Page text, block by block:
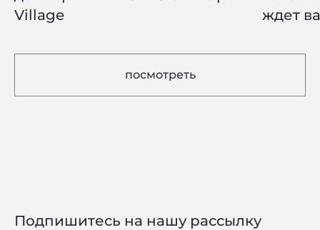
Village
ждет
посмотреть
Подпишитесь на нашу рассылку